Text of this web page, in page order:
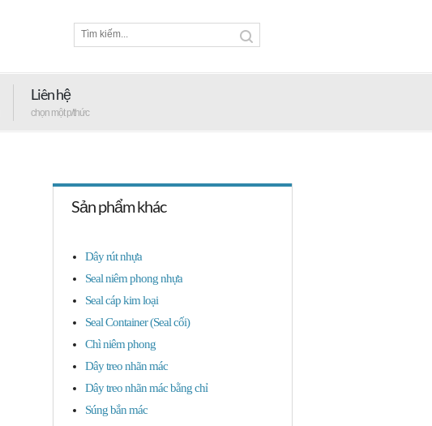
Liên hệ
chọn một p/thức
Sản phẩm khác
Dây rút nhựa
Seal niêm phong nhựa
Seal cáp kim loại
Seal Container (Seal cối)
Chì niêm phong
Dây treo nhãn mác
Dây treo nhãn mác bằng chỉ
Súng bắn mác